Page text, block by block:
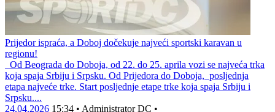
Prijedor ispraća, a Doboj dočekuje najveći sportski karavan u
regionu!
Od Beograda do Doboja, od 22. do 25. aprila vozi se najveća trka
koja spaja Srbiju i Srpsku. Od Prijedora do Doboja, posljednja
etapa najveće trke. Start posljednje etape trke koja spaja Srbiju i
Srpsku....
24.04.2026 15:34 • Administrator DC •